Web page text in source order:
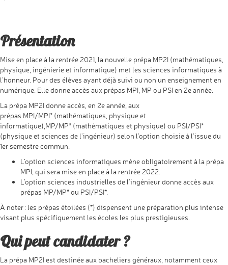
Présentation
Mise en place à la rentrée 2021, la nouvelle prépa MP2I (mathématiques,
physique, ingénierie et informatique) met les sciences informatiques à
l’honneur. Pour des élèves ayant déjà suivi ou non un enseignement en
numérique. Elle donne accès aux prépas MPI, MP ou PSI en 2e année.
La prépa MP2I donne accès, en 2e année, aux
prépas MPI/MPI* (mathématiques, physique et
informatique),MP/MP* (mathématiques et physique) ou PSI/PSI*
(physique et sciences de l’ingénieur) selon l’option choisie à l’issue du
1er semestre commun.
L’option sciences informatiques mène obligatoirement à la prépa
MPI, qui sera mise en place à la rentrée 2022.
L’option sciences industrielles de l’ingénieur donne accès aux
prépas MP/MP* ou PSI/PSI*.
À noter : les prépas étoilées (*) dispensent une préparation plus intense
visant plus spécifiquement les écoles les plus prestigieuses.
Qui peut candidater ?
La prépa MP2I est destinée aux bacheliers généraux, notamment ceux